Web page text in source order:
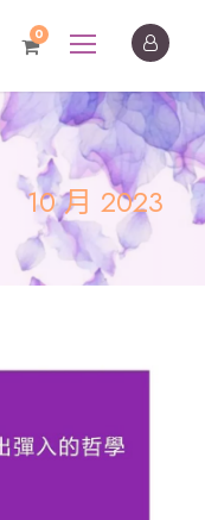
0
10 月 2023